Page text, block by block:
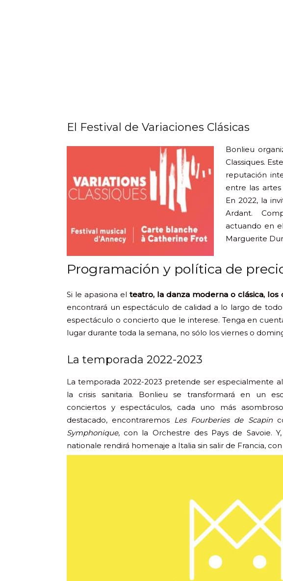
El Festival de Variaciones Clásicas
Bonlieu
Classiques.
reputación
entre las
En 2022, la
Ardant.
actuando en
Marguerite
Programación y política de
Si le apasiona el teatro, la danza moderna o clásica, los
encontrará un espectáculo de calidad a lo largo de
espectáculo o concierto que le interese. Tenga en
lugar durante toda la semana, no sólo los viernes o
La temporada 2022-2023
La temporada 2022-2023 pretende ser especialmente
la crisis sanitaria. Bonlieu se transformará en un
conciertos y espectáculos, cada uno más
destacado, encontraremos Les Fourberies de Scapin
Symphonique, con la Orchestre des Pays de Savoie.
nationale rendirá homenaje a Italia sin salir de Francia,